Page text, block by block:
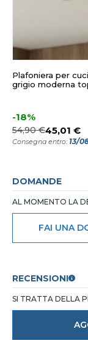
Plafoniera per
grigio moderna
-18%
54,90 €45,01 €
Consegna entro: 13/
DOMANDE
AL MOMENTO LA
FAI UNA
RECENSIONI
SI TRATTA DELLA